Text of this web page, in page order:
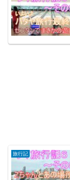
旅行記